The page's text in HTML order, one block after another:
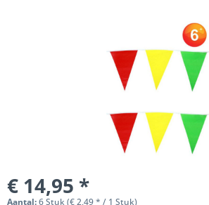
€ 14,95 *
Aantal:6 Stuk (€ 2,49 * / 1 Stuk)